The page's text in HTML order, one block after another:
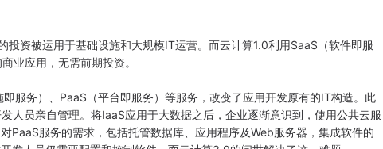
资被运用于基础设施和大规模IT运营。而云计算1.0利用SaaS（软件即服
业应用，无需前期投资。
务）、PaaS（平台即服务）等服务，改变了应用开发原有的IT构造。此
人员亲自管理。将IaaS应用于大数据之后，企业逐渐意识到，使用公共云服
PaaS服务的需求，包括托管数据库、应用程序及Web服务器，集成软件的